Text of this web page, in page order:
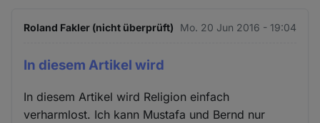
Roland Fakler (nicht überprüft) Mo. 20 Jun 2016 - 19:04
In diesem Artikel wird
In diesem Artikel wird Religion einfach
verharmlost. Ich kann Mustafa und Bernd nur